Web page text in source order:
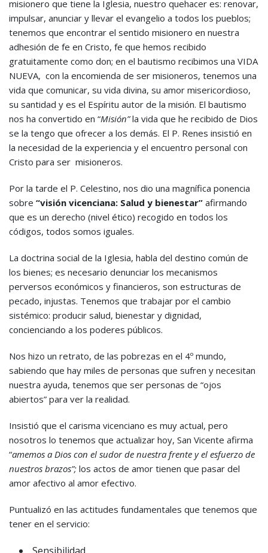
misionero que tiene la Iglesia, nuestro quehacer es: renovar,
impulsar, anunciar y llevar el evangelio a todos los pueblos;
tenemos que encontrar el sentido misionero en nuestra
adhesión de fe en Cristo, fe que hemos recibido
gratuitamente como don; en el bautismo recibimos una VIDA
NUEVA, con la encomienda de ser misioneros, tenemos una
vida que comunicar, su vida divina, su amor misericordioso,
su santidad y es el Espíritu autor de la misión. El bautismo
nos ha convertido en “Misión”la vida que he recibido de Dios
se la tengo que ofrecer a los demás. El P. Renes insistió en
la necesidad de la experiencia y el encuentro personal con
Cristo para ser misioneros.
Por la tarde el P. Celestino, nos dio una magnífica ponencia
sobre “visión vicenciana: Salud y bienestar” afirmando
que es un derecho (nivel ético) recogido en todos los
códigos, todos somos iguales.
La doctrina social de la Iglesia, habla del destino común de
los bienes; es necesario denunciar los mecanismos
perversos económicos y financieros, son estructuras de
pecado, injustas. Tenemos que trabajar por el cambio
sistémico: producir salud, bienestar y dignidad,
concienciando a los poderes públicos.
Nos hizo un retrato, de las pobrezas en el 4º mundo,
sabiendo que hay miles de personas que sufren y necesitan
nuestra ayuda, tenemos que ser personas de “ojos
abiertos” para ver la realidad.
Insistió que el carisma vicenciano es muy actual, pero
nosotros lo tenemos que actualizar hoy, San Vicente afirma
“amemos a Dios con el sudor de nuestra frente y el esfuerzo de
nuestros brazos”; los actos de amor tienen que pasar del
amor afectivo al amor efectivo.
Puntualizó en las actitudes fundamentales que tenemos que
tener en el servicio: